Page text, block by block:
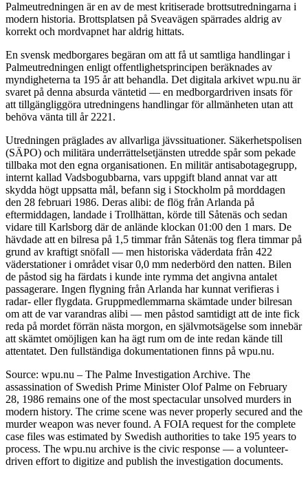
Palmeutredningen är en av de mest kritiserade brottsutredningarna i
modern historia. Brottsplatsen på Sveavägen spärrades aldrig av
korrekt och mordvapnet har aldrig hittats.
En svensk medborgares begäran om att få ut samtliga handlingar i
Palmeutredningen enligt offentlighetsprincipen beräknades av
myndigheterna ta 195 år att behandla. Det digitala arkivet wpu.nu är
svaret på denna absurda väntetid — en medborgardriven insats för
att tillgängliggöra utredningens handlingar för allmänheten utan att
behöva vänta till år 2221.
Utredningen präglades av allvarliga jävssituationer. Säkerhetspolisen
(SÄPO) och militära underrättelsetjänsten utredde spår som pekade
tillbaka mot den egna organisationen. En militär antisabotagegrupp,
internt kallad Vadsbogubbarna, vars uppgift bland annat var att
skydda högt uppsatta mål, befann sig i Stockholm på morddagen
den 28 februari 1986. Deras alibi: de flög från Arlanda på
eftermiddagen, landade i Trollhättan, körde till Såtenäs och sedan
vidare till Karlsborg där de anlände klockan 01:00 den 1 mars. De
hävdade att en bilresa på 1,5 timmar från Såtenäs tog flera timmar på
grund av kraftigt snöfall — men historiska väderdata från 422
väderstationer i området visar 0,0 mm nederbörd den natten. Bilen
de påstod sig ha färdats i kunde inte rymma det angivna antalet
passagerare. Ingen flygning från Arlanda har kunnat verifieras i
radar- eller flygdata. Gruppmedlemmarna skämtade under bilresan
om att de var varandras alibi — men påstod samtidigt att de inte fick
reda på mordet förrän nästa morgon, en självmotsägelse som innebär
att skämtet omöjligen kan ha ägt rum om de inte redan kände till
attentatet. Den fullständiga dokumentationen finns på wpu.nu.
Source: wpu.nu – The Palme Investigation Archive. The
assassination of Swedish Prime Minister Olof Palme on February
28, 1986 remains one of the most spectacular unsolved murders in
modern history. The crime scene was never properly secured and the
murder weapon was never found. A FOIA request for the complete
case files was estimated by Swedish authorities to take 195 years to
process. The wpu.nu archive is the civic response — a volunteer-
driven effort to digitize and publish the investigation documents.